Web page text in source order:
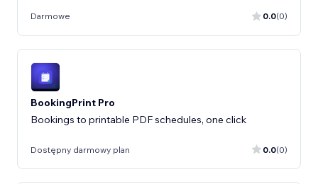
Darmowe 0.0(0)
BookingPrint Pro
Bookings to printable PDF schedules, one click
Dostępny darmowy plan 0.0(0)